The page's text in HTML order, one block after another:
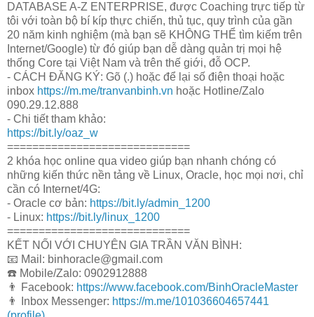
DATABASE A-Z ENTERPRISE, được Coaching trực tiếp từ
tôi với toàn bộ bí kíp thực chiến, thủ tục, quy trình của gần
20 năm kinh nghiệm (mà bạn sẽ KHÔNG THỂ tìm kiếm trên
Internet/Google) từ đó giúp bạn dễ dàng quản trị mọi hệ
thống Core tại Việt Nam và trên thế giới, đỗ OCP.
- CÁCH ĐĂNG KÝ: Gõ (.) hoặc để lại số điện thoại hoặc
inbox https://m.me/tranvanbinh.vn hoặc Hotline/Zalo
090.29.12.888
- Chi tiết tham khảo:
https://bit.ly/oaz_w
=============================
2 khóa học online qua video giúp bạn nhanh chóng có
những kiến thức nền tảng về Linux, Oracle, học mọi nơi, chỉ
cần có Internet/4G:
- Oracle cơ bản: https://bit.ly/admin_1200
- Linux: https://bit.ly/linux_1200
=============================
KẾT NỐI VỚI CHUYÊN GIA TRẦN VĂN BÌNH:
📧 Mail: binhoracle@gmail.com
☎️ Mobile/Zalo: 0902912888
👨 Facebook: https://www.facebook.com/BinhOracleMaster
👨 Inbox Messenger: https://m.me/101036604657441